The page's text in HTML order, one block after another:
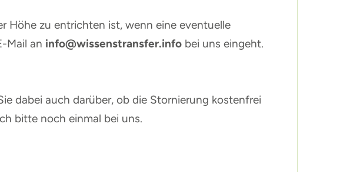
Höhe zu entrichten ist, wenn eine eventuelle
Mail an info@wissenstransfer.info bei uns eingeht.
dabei auch darüber, ob die Stornierung kostenfrei
bitte noch einmal bei uns.